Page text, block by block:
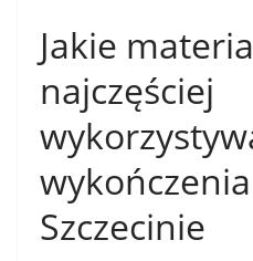
Jakie
najczęściej
Szczecinie